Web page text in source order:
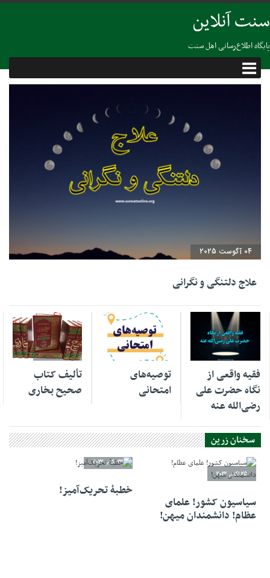
سنت آنلاین
پایگاه اطلاع‌رسانی اهل سنت
04 آگوست 2025
علاج دلتنگی و نگرانی
فقیه واقعی از
نگاه حضرت علی
رضی‌الله عنه
17 ژانویه 2025
توصیه‌های
امتحانی
11 ژوئن 2024
تألیف کتاب
صحیح بخاری
سخنان زرین
25 اکتبر 2022
سیاسیون کشور! علمای
عظام! دانشمندان میهن!
23 اکتبر 2022
خطبهٔ تحریک‌آمیز!